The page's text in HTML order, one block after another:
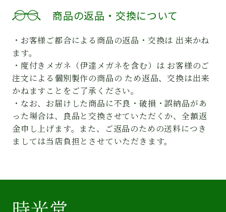
商品の返品・交換について
・お客様ご都合による商品の返品・交換は 出来かね
ます。
・度付きメガネ（伊達メガネを含む）は お客様のご
注文による個別製作の商品の ため返品、交換は出来
かねますことをご了承ください。
・なお、お届けした商品に不良・破損・誤納品があ
った場合は、良品と交換させていただくか、全額返
金申し上げます。また、ご返品のための送料につき
ましては当店負担とさせていただきます。